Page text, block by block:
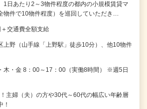
1日あたり2～3物件程度の都内の小規模賃貸マ
物件で10物件程度）を巡回していただき…
交通費全額支給
上野（山手線「上野駅」徒歩10分）、他10物件
木・金 8：00～17：00（実働8時間） ※週5日
主婦（夫）の方や30代～60代の幅広い年齢層
！